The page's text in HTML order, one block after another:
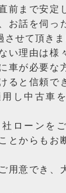
前まで安定
お話を伺っ
せて頂きま
い理由は様
車が必要な
ると信頼で
し中古車
ローンを
とからもお
用意でき、